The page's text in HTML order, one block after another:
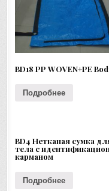
BD18 PP WOVEN+PE
Подробнее
BD4 Нетканая сумка
тела с
карманом
Подробнее